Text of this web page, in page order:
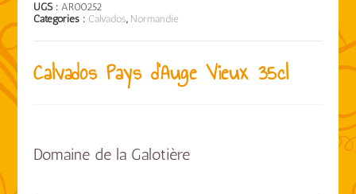
UGS :AR00252
Catégories : Calvados, Normandie
Calvados Pays d’Auge Vieux 35cl
Domaine de la Galotière